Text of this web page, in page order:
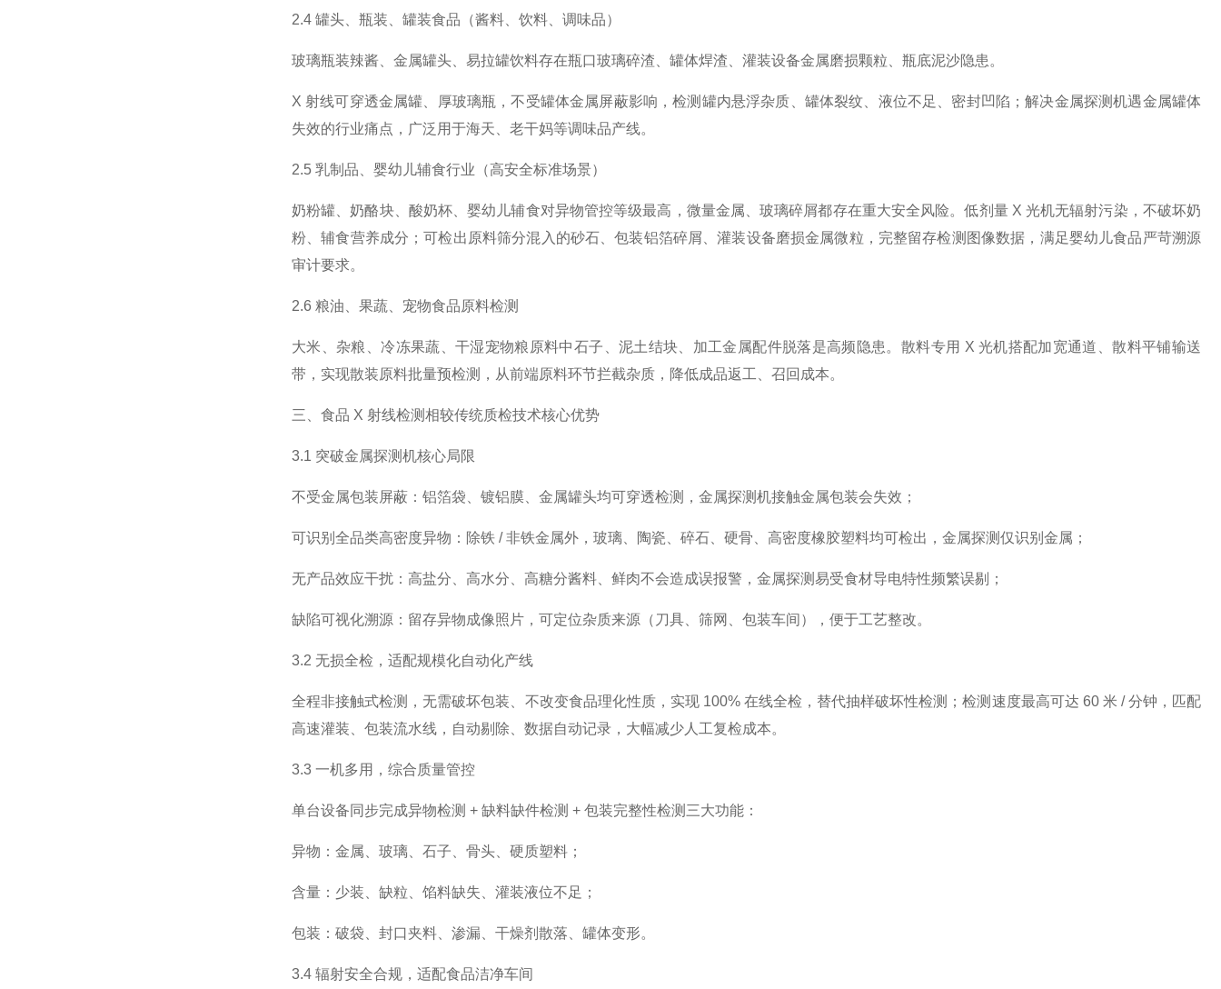
2.4 罐头、瓶装、罐装食品（酱料、饮料、调味品）
玻璃瓶装辣酱、金属罐头、易拉罐饮料存在瓶口玻璃碎渣、罐体焊渣、灌装设备金属磨损颗粒、瓶底泥沙隐患。
X 射线可穿透金属罐、厚玻璃瓶，不受罐体金属屏蔽影响，检测罐内悬浮杂质、罐体裂纹、液位不足、密封凹陷；解决金属探测机遇金属罐体
失效的行业痛点，广泛用于海天、老干妈等调味品产线。
2.5 乳制品、婴幼儿辅食行业（高安全标准场景）
奶粉罐、奶酪块、酸奶杯、婴幼儿辅食对异物管控等级最高，微量金属、玻璃碎屑都存在重大安全风险。低剂量 X 光机无辐射污染，不破坏奶
粉、辅食营养成分；可检出原料筛分混入的砂石、包装铝箔碎屑、灌装设备磨损金属微粒，完整留存检测图像数据，满足婴幼儿食品严苛溯源
审计要求。
2.6 粮油、果蔬、宠物食品原料检测
大米、杂粮、冷冻果蔬、干湿宠物粮原料中石子、泥土结块、加工金属配件脱落是高频隐患。散料专用 X 光机搭配加宽通道、散料平铺输送
带，实现散装原料批量预检测，从前端原料环节拦截杂质，降低成品返工、召回成本。
三、食品 X 射线检测相较传统质检技术核心优势
3.1 突破金属探测机核心局限
不受金属包装屏蔽：铝箔袋、镀铝膜、金属罐头均可穿透检测，金属探测机接触金属包装会失效；
可识别全品类高密度异物：除铁 / 非铁金属外，玻璃、陶瓷、碎石、硬骨、高密度橡胶塑料均可检出，金属探测仅识别金属；
无产品效应干扰：高盐分、高水分、高糖分酱料、鲜肉不会造成误报警，金属探测易受食材导电特性频繁误剔；
缺陷可视化溯源：留存异物成像照片，可定位杂质来源（刀具、筛网、包装车间），便于工艺整改。
3.2 无损全检，适配规模化自动化产线
全程非接触式检测，无需破坏包装、不改变食品理化性质，实现 100% 在线全检，替代抽样破坏性检测；检测速度最高可达 60 米 / 分钟，匹配
高速灌装、包装流水线，自动剔除、数据自动记录，大幅减少人工复检成本。
3.3 一机多用，综合质量管控
单台设备同步完成异物检测 + 缺料缺件检测 + 包装完整性检测三大功能：
异物：金属、玻璃、石子、骨头、硬质塑料；
含量：少装、缺粒、馅料缺失、灌装液位不足；
包装：破袋、封口夹料、渗漏、干燥剂散落、罐体变形。
3.4 辐射安全合规，适配食品洁净车间